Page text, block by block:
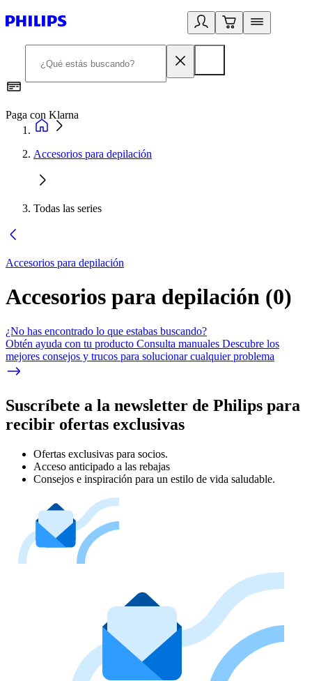
Paga con Klarna
Accesorios para depilación
Todas las series
Accesorios para depilación
Accesorios para depilación (0)
¿No has encontrado lo que estabas buscando?
Obtén ayuda con tu producto Consulta manuales Descubre los
mejores consejos y trucos para solucionar cualquier problema
Suscríbete a la newsletter de Philips para
recibir ofertas exclusivas
Ofertas exclusivas para socios.
Acceso anticipado a las rebajas
Consejos e inspiración para un estilo de vida saludable.